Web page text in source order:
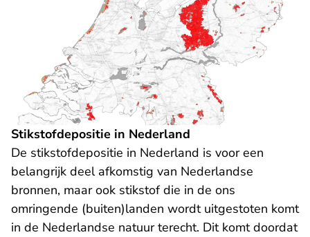
Stikstofdepositie in Nederland
De stikstofdepositie in Nederland is voor een
belangrijk deel afkomstig van Nederlandse
bronnen, maar ook stikstof die in de ons
omringende (buiten)landen wordt uitgestoten komt
in de Nederlandse natuur terecht. Dit komt doordat